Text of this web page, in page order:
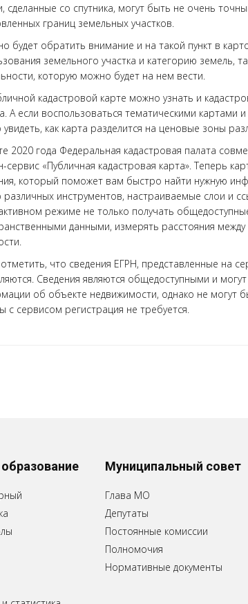
сделанные со спутника, могут быть не очень
границ земельных участков.
будет обратить внимание и на такой пункт в
земельного участка и категорию земель,
которую можно будет на нем вести.
кадастровой карте можно узнать и
А если воспользоваться тематическими картами
как карта разделится на ценовые зоны
2020 года Федеральная кадастровая палата
сервис «Публичная кадастровая карта». Теперь
который поможет вам быстро найти нужную
инструментов, настраиваемые слои и
режиме не только получать
данными, измерять расстояния
что сведения ЕГРН, представленные на
Сведения являются общедоступными и
об объекте недвижимости, однако не могут
с сервисом регистрация не требуется.
Муниципальный совет
Глава МО
Депутаты
Постоянные комиссии
Полномочия
Нормативные документы